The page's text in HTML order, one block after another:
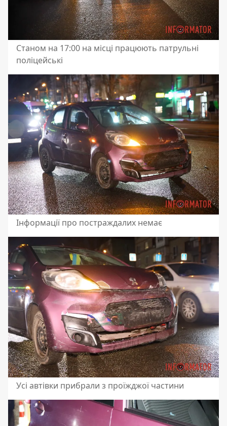
Станом на 17:00 на місці працюють патрульні
поліцейські
Інформації про постраждалих немає
Усі автівки прибрали з проїжджої частини